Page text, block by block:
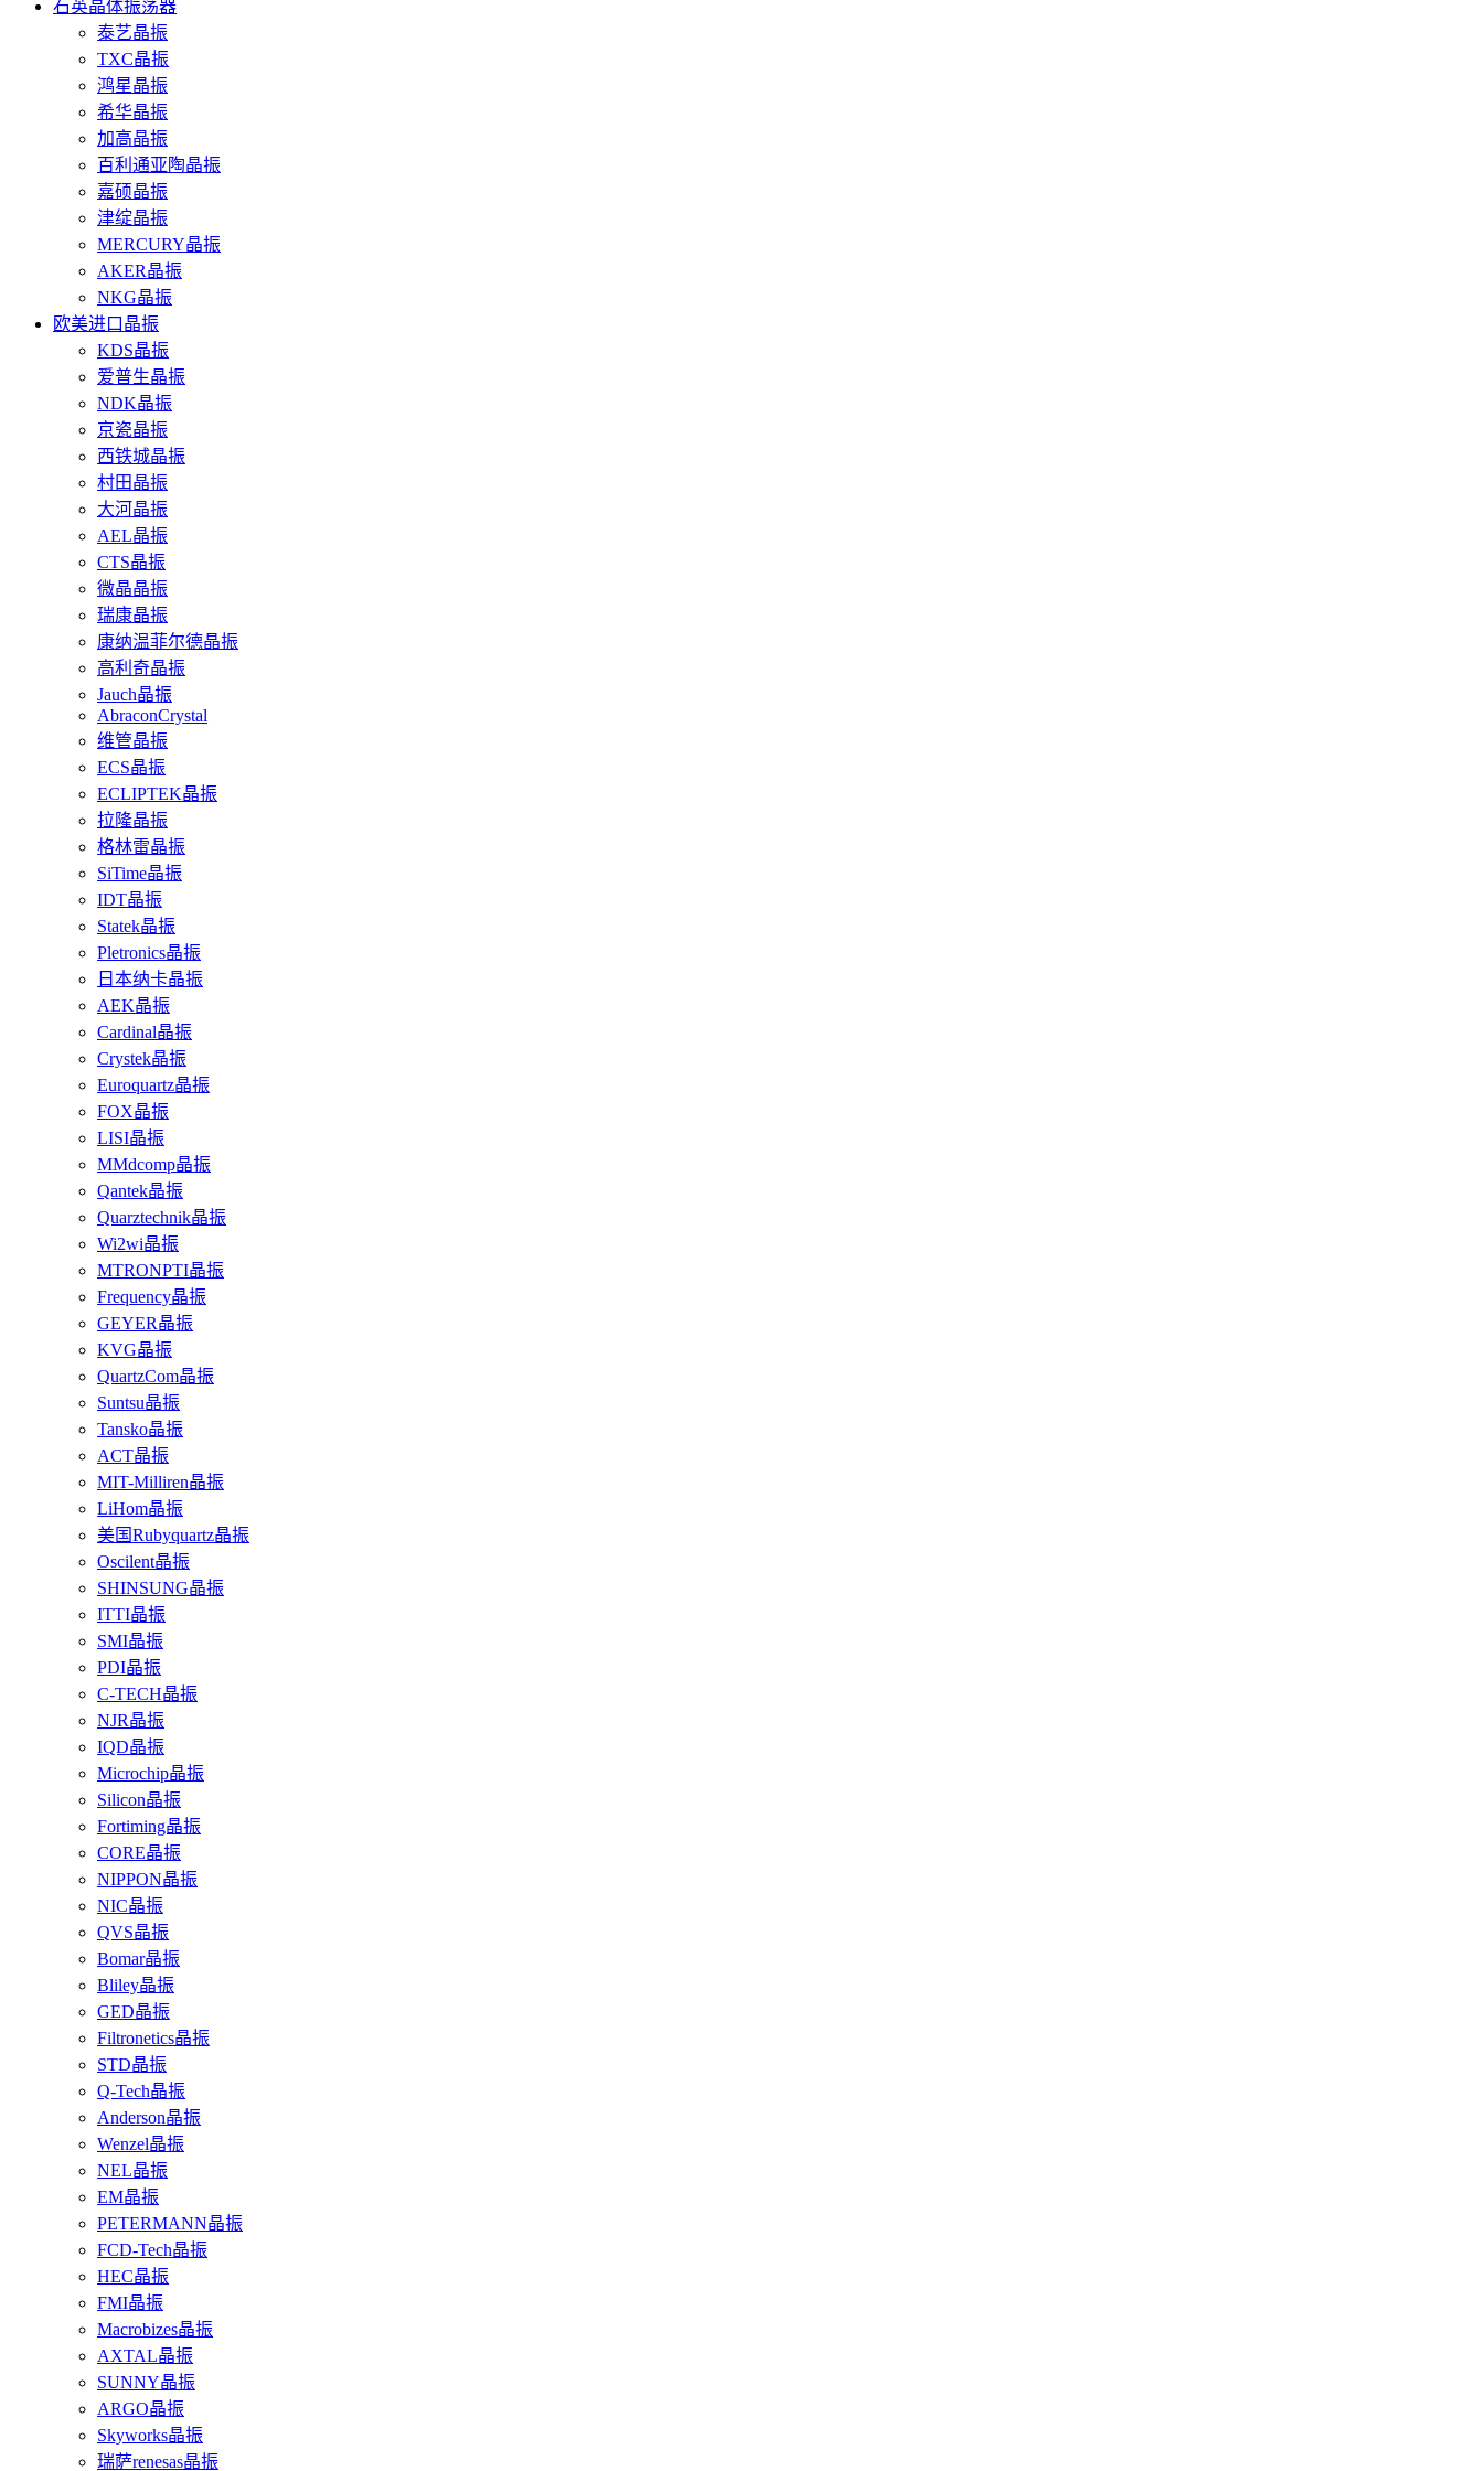
石英晶体振荡器
泰艺晶振
TXC晶振
鸿星晶振
希华晶振
加高晶振
百利通亚陶晶振
嘉硕晶振
津绽晶振
MERCURY晶振
AKER晶振
NKG晶振
欧美进口晶振
KDS晶振
爱普生晶振
NDK晶振
京瓷晶振
西铁城晶振
村田晶振
大河晶振
AEL晶振
CTS晶振
微晶晶振
瑞康晶振
康纳温菲尔德晶振
高利奇晶振
Jauch晶振
AbraconCrystal
维管晶振
ECS晶振
ECLIPTEK晶振
拉隆晶振
格林雷晶振
SiTime晶振
IDT晶振
Statek晶振
Pletronics晶振
日本纳卡晶振
AEK晶振
Cardinal晶振
Crystek晶振
Euroquartz晶振
FOX晶振
LISI晶振
MMdcomp晶振
Qantek晶振
Quarztechnik晶振
Wi2wi晶振
MTRONPTI晶振
Frequency晶振
GEYER晶振
KVG晶振
QuartzCom晶振
Suntsu晶振
Tansko晶振
ACT晶振
MIT-Milliren晶振
LiHom晶振
美国Rubyquartz晶振
Oscilent晶振
SHINSUNG晶振
ITTI晶振
SMI晶振
PDI晶振
C-TECH晶振
NJR晶振
IQD晶振
Microchip晶振
Silicon晶振
Fortiming晶振
CORE晶振
NIPPON晶振
NIC晶振
QVS晶振
Bomar晶振
Bliley晶振
GED晶振
Filtronetics晶振
STD晶振
Q-Tech晶振
Anderson晶振
Wenzel晶振
NEL晶振
EM晶振
PETERMANN晶振
FCD-Tech晶振
HEC晶振
FMI晶振
Macrobizes晶振
AXTAL晶振
SUNNY晶振
ARGO晶振
Skyworks晶振
瑞萨renesas晶振